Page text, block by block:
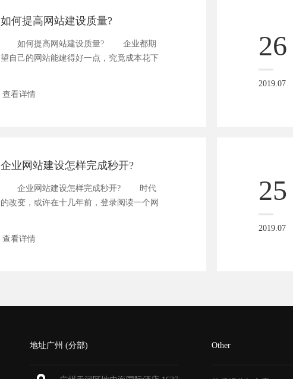
如何提高网站建设质量?
如何提高网站建设质量? 企业都期
望自己的网站能建得好一点，究竟成本花下
查看详情
26
2019.07
企业网站建设怎样完成秒开?
企业网站建设怎样完成秒开? 时代
的改变，或许在十几年前，登录阅读一个网
查看详情
25
2019.07
地址广州 (分部) Other